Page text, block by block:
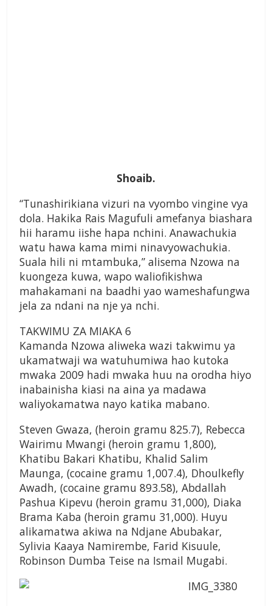
Shoaib.
“Tunashirikiana vizuri na vyombo vingine vya
dola. Hakika Rais Magufuli amefanya biashara
hii haramu iishe hapa nchini. Anawachukia
watu hawa kama mimi ninavyowachukia.
Suala hili ni mtambuka,” alisema Nzowa na
kuongeza kuwa, wapo waliofikishwa
mahakamani na baadhi yao wameshafungwa
jela za ndani na nje ya nchi.
TAKWIMU ZA MIAKA 6
Kamanda Nzowa aliweka wazi takwimu ya
ukamatwaji wa watuhumiwa hao kutoka
mwaka 2009 hadi mwaka huu na orodha hiyo
inabainisha kiasi na aina ya madawa
waliyokamatwa nayo katika mabano.
Steven Gwaza, (heroin gramu 825.7), Rebecca
Wairimu Mwangi (heroin gramu 1,800),
Khatibu Bakari Khatibu, Khalid Salim
Maunga, (cocaine gramu 1,007.4), Dhoulkefly
Awadh, (cocaine gramu 893.58), Abdallah
Pashua Kipevu (heroin gramu 31,000), Diaka
Brama Kaba (heroin gramu 31,000). Huyu
alikamatwa akiwa na Ndjane Abubakar,
Sylivia Kaaya Namirembe, Farid Kisuule,
Robinson Dumba Teise na Ismail Mugabi.